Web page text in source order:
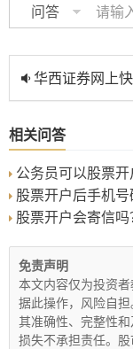
问答
华西证券网上快
相关问答
公务员可以股票开
股票开户后手机号
股票开户会寄信吗
免责声明
本文内容仅为投资
据此操作，风险自
其准确性、完整性
损失不承担责任。股